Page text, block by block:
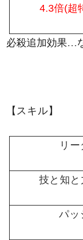
4.3倍(超
必殺追加効果…
【スキル】
リ
技と知と
パッ